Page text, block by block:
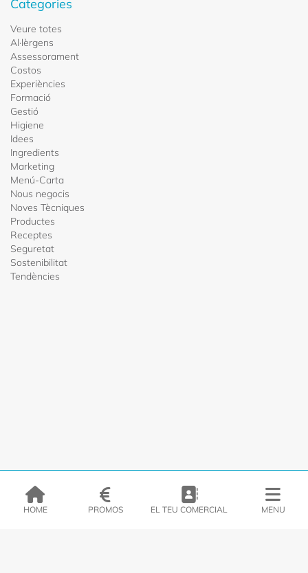
categories
Veure totes
Al·lèrgens
Assessorament
Costos
Experiències
Formació
Gestió
Higiene
Idees
Ingredients
Marketing
Menú-Carta
Nous negocis
Noves Tècniques
Productes
Receptes
Seguretat
Sostenibilitat
Tendències
HOME PROMOS EL TEU COMERCIAL MENU